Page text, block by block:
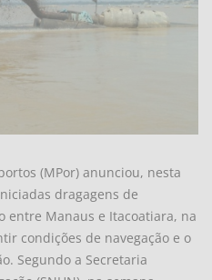
(MPor) anunciou, nesta
dragagens de
entre Manaus e Itacoatiara, na
condições de navegação e o
Segundo a Secretaria